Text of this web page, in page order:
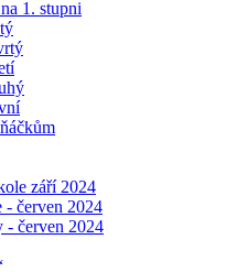
1. stupni
září 2024
- červen 2024
- červen 2024